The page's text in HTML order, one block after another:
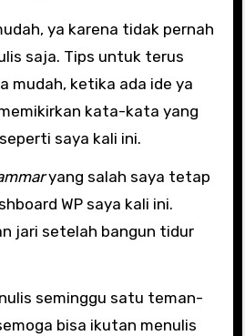
ya karena tidak pernah
saja. Tips untuk terus
mudah, ketika ada ide ya
kata-kata yang
saya kali ini.
yang salah saya tetap
WP saya kali ini.
jari setelah bangun tidur
seminggu satu teman-
bisa ikutan menulis